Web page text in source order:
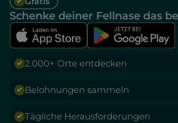
Schenke deiner Fellnase das
2.000+ Orte entdecken
Belohnungen sammeln
Tägliche Herausforderungen